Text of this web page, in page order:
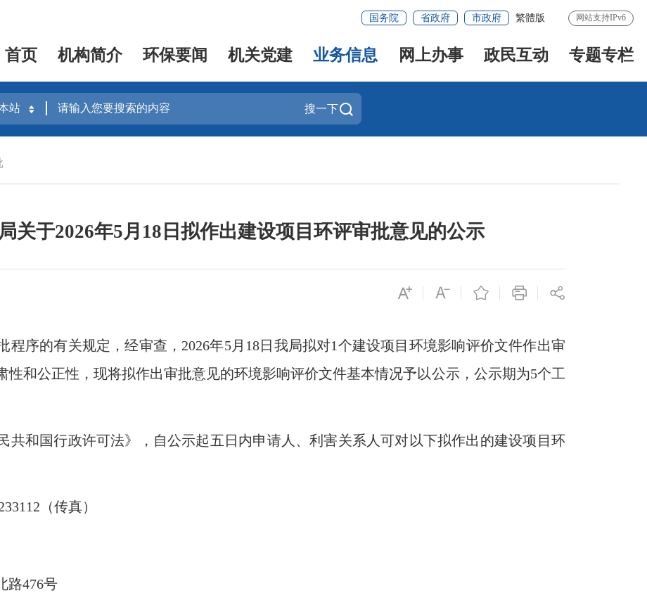
国务院 省政府 市政府 繁體版 网站支持IPv6
首页 机构简介 环保要闻 机关党建 业务信息 网上办事 政民互动 专题专栏
搜一下
关于2026年5月18日拟作出建设项目环评审批意见的公示
程序的有关规定，经审查，2026年5月 18日我局拟对1个建设项目环境影响评价文件作出审
性和公正性，现将拟作出审批意见的环境影响评价文件基本情况予以公示，公示期为5个工
共和国行政许可法》，自公示起五日内申请人、利害关系人可对以下拟作出的建设项目环
（传真）
路476号